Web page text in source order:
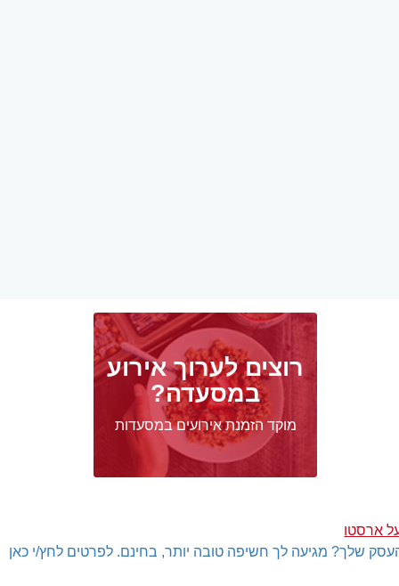
ארסטו
רוצים לערוך אירוע
במסעדה?
מוקד הזמנת אירועים במסעדות
שלך? מגיעה לך חשיפה טובה יותר, בחינם. לפרטים לחץ/י כאן